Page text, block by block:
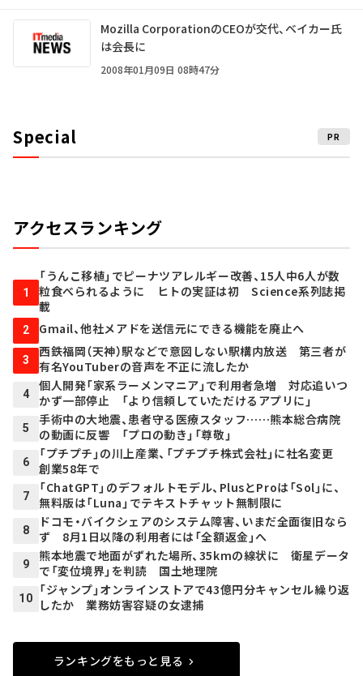
Mozilla CorporationのCEOが交代、ベイカー氏
は会長に
2008年01月09日 08時47分
Special PR
アクセスランキング
1
「うんこ移植」でピーナツアレルギー改善、15人中6人が数
粒食べられるように ヒトの実証は初 Science系列誌掲
載
2 Gmail、他社メアドを送信元にできる機能を廃止へ
3
西鉄福岡（天神）駅などで意図しない駅構内放送 第三者が
有名YouTuberの音声を不正に流したか
4
個人開発「家系ラーメンマニア」で利用者急増 対応追いつ
かず一部停止 「より信頼していただけるアプリに」
5
手術中の大地震、患者守る医療スタッフ……熊本総合病院
の動画に反響 「プロの動き」「尊敬」
6
「プチプチ」の川上産業、「プチプチ株式会社」に社名変更
創業58年で
7
「ChatGPT」のデフォルトモデル、PlusとProは「Sol」に、
無料版は「Luna」でテキストチャット無制限に
8
ドコモ・バイクシェアのシステム障害、いまだ全面復旧なら
ず 8月1日以降の利用者には「全額返金」へ
9
熊本地震で地面がずれた場所、35kmの線状に 衛星データ
で「変位境界」を判読 国土地理院
10
「ジャンプ」オンラインストアで43億円分キャンセル繰り返
したか 業務妨害容疑の女逮捕
ランキングをもっと見る